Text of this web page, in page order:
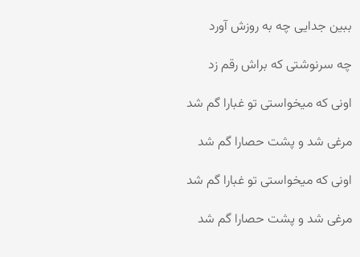
ببین جدایی چه به روزش آورد
چه سرنوشتی که براش رقم زد
اونی که میخواستی تو غبارا گم شد
مرغی شد و پشت حصارا گم شد
اونی که میخواستی تو غبارا گم شد
مرغی شد و پشت حصارا گم شد